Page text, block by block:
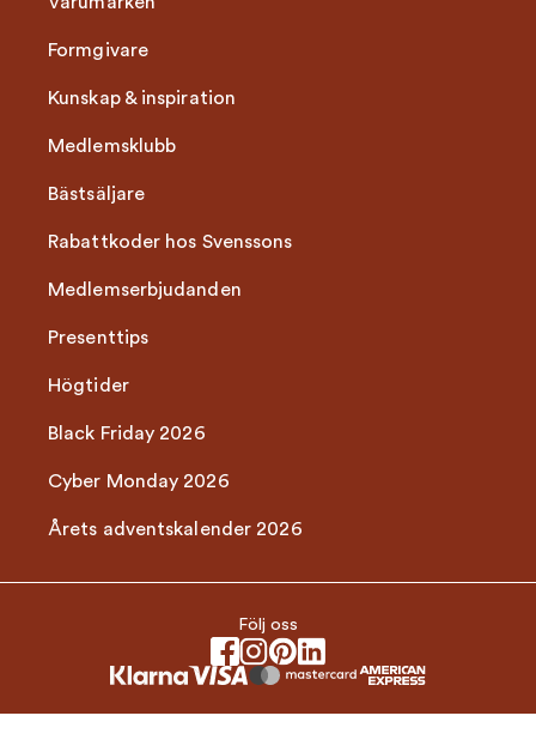
Formgivare
Kunskap & inspiration
Medlemsklubb
Bästsäljare
Rabattkoder hos Svenssons
Medlemserbjudanden
Presenttips
Högtider
Black Friday 2026
Cyber Monday 2026
Årets adventskalender 2026
Följ oss